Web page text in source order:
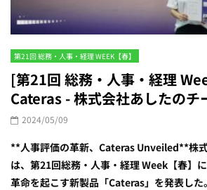
第21回 総務・人事・経理 WEEK【春】
[第21回 総務・人事・経理
Cateras - 株式会社あしたのチ
2024/05/09
**人事評価の革新、Cateras Unveiled**株
は、第21回総務・人事・経理 Week【春】
革命を起こす新製品「Cateras」を発表し